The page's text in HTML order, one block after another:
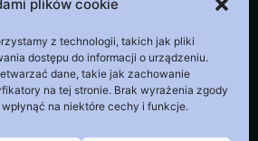
plików cookie
z technologii, takich jak pliki
dostępu do informacji o urządzeniu.
dane, takie jak zachowanie
na tej stronie. Brak wyrażenia zgody
na niektóre cechy i funkcje.
Prywatności